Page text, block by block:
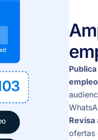
ofertas